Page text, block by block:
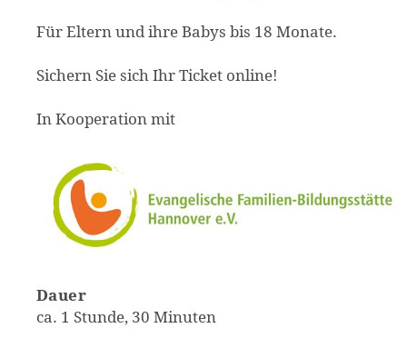
Für Eltern und ihre Babys bis 18 Monate.
Sichern Sie sich Ihr Ticket online!
In Kooperation mit
Dauer
ca. 1 Stunde, 30 Minuten